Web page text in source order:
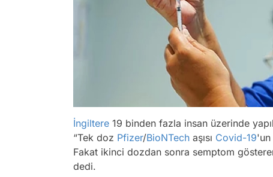
İngiltere 19 binden fazla insan üzerinde
“Tek doz Pfizer/BioNTech aşısı Covid-19'un
Fakat ikinci dozdan sonra semptom
dedi.